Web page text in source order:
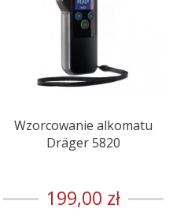
Wzorcowanie alkomatu
Dräger 5820
199,00 zł